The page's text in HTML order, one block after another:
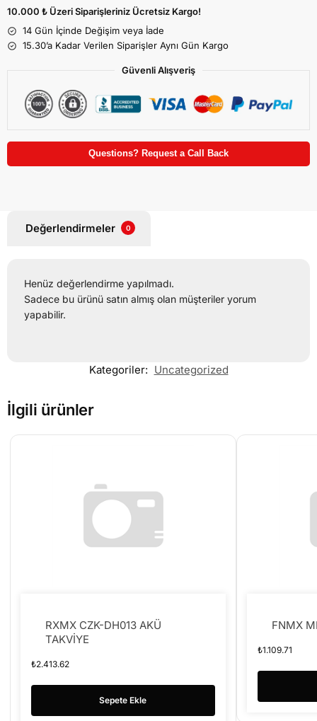
10.000 ₺ Üzeri Siparişleriniz Ücretsiz Kargo!
14 Gün İçinde Değişim veya İade
15.30’a Kadar Verilen Siparişler Aynı Gün Kargo
Güvenli Alışveriş
Questions? Request a Call Back
Değerlendirmeler 0
Henüz değerlendirme yapılmadı.
Sadece bu ürünü satın almış olan müşteriler yorum
yapabilir.
Kategoriler: Uncategorized
İlgili ürünler
RXMX CZK-DH013 AKÜ
TAKVİYE
₺2.413.62
Sepete Ekle
FNMX
₺1.109.71